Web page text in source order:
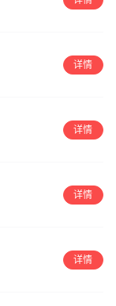
详情
详情
详情
详情